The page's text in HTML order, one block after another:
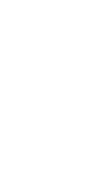
din Fâșia
revenirea pe
patrie rece și
dețin
statului.
Asaltul
sudului
Ministerului